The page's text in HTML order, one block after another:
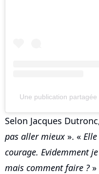
Une publication
Selon Jacques
pas aller mieux ». «
courage. Evidemment
mais comment faire ?»